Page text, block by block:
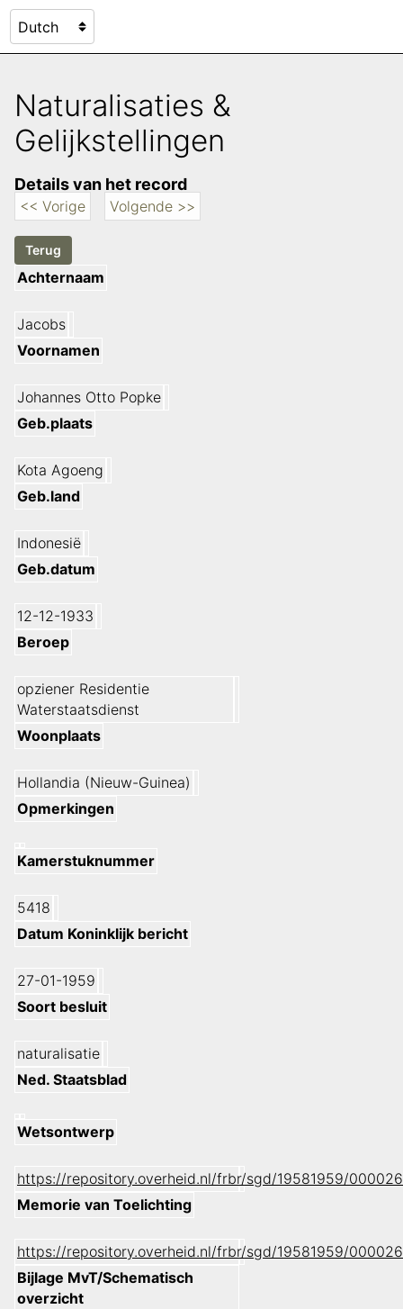
Naturalisaties &
Gelijkstellingen
Details van het record
<< Vorige Volgende >>
Achternaam
Jacobs
Voornamen
Johannes Otto Popke
Geb.plaats
Kota Agoeng
Geb.land
Indonesië
Geb.datum
12-12-1933
Beroep
opziener Residentie
Waterstaatsdienst
Woonplaats
Hollandia (Nieuw-Guinea)
Opmerkingen
Kamerstuknummer
5418
Datum Koninklijk bericht
27-01-1959
Soort besluit
naturalisatie
Ned. Staatsblad
Wetsontwerp
https://repository.overheid.nl/frbr/sgd/19581959/
Memorie van Toelichting
https://repository.overheid.nl/frbr/sgd/19581959/
Bijlage MvT/Schematisch
overzicht